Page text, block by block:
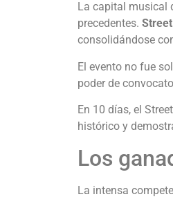
La capital musical
precedentes.
consolidándose
El evento no fue
poder de
En 10 días, el
histórico y
Los
La intensa